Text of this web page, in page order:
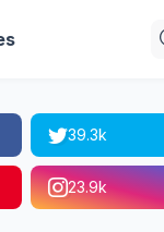
39.3k
23.9k